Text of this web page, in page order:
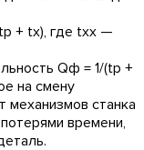
+ tх), где tхх —
Qф = 1/(tр +
на смену
механизмов станка
времени,